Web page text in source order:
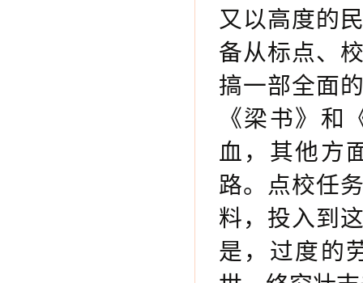
又以高度的
备从标点、
搞一部全面
《梁书》和
血，其他方
路。点校任
料，投入到
是，过度的